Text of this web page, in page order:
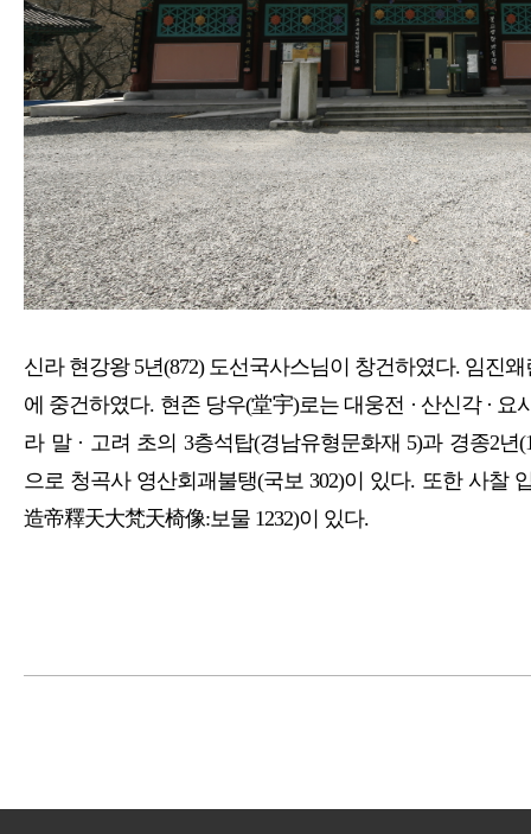
신라 현강왕 5년(872) 도선국사스님이 창건하였다. 임진
에 중건하였다. 현존 당우(堂宇)로는 대웅전 · 산신각 ·
라 말 · 고려 초의 3층석탑(경남유형문화재 5)과 경종2년
으로 청곡사 영산회괘불탱(국보 302)이 있다. 또한 사찰
造帝釋天大梵天椅像:보물 1232)이 있다.